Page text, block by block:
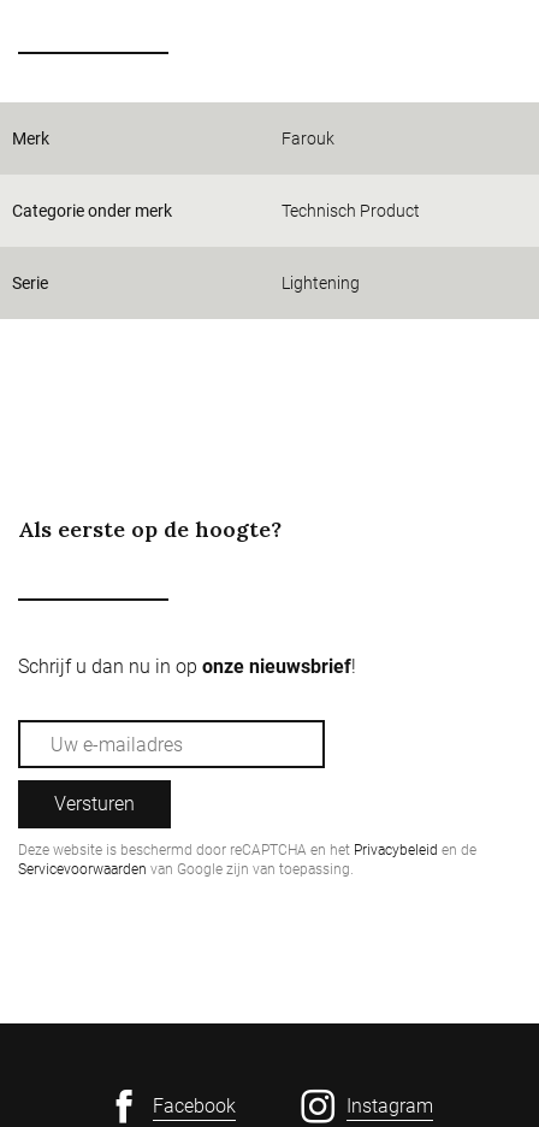
Merk Farouk
Categorie onder merk Technisch Product
Serie Lightening
Als eerste op de hoogte?
Schrijf u dan nu in op onze nieuwsbrief!
Versturen
Deze website is beschermd door reCAPTCHA en het Privacybeleid en de
Servicevoorwaarden van Google zijn van toepassing.
Facebook Instagram